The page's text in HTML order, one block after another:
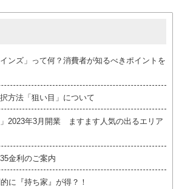
ンズ」って何？消費者が知るべきポイントを
方法「狙い目」について
」2023年3月開業 ますます人気の出るエリア
金利のご案内
に『持ち家』が得？！